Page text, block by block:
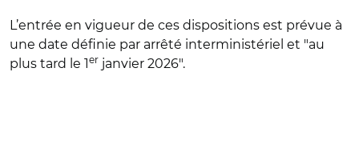
L’entrée en vigueur de ces dispositions est prévue à
une date définie par arrêté interministériel et "au
plus tard le 1er janvier 2026".